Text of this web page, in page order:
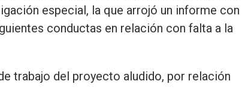
especial, la que arrojó un informe con
conductas en relación con falta a la
trabajo del proyecto aludido, por relación